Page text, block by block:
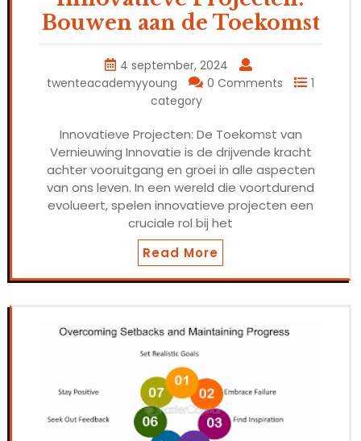
Bouwen aan de Toekomst
4 september, 2024
twenteacademyyoung
0 Comments
1
category
Innovatieve Projecten: De Toekomst van
Vernieuwing Innovatie is de drijvende kracht
achter vooruitgang en groei in alle aspecten
van ons leven. In een wereld die voortdurend
evolueert, spelen innovatieve projecten een
cruciale rol bij het
Read More